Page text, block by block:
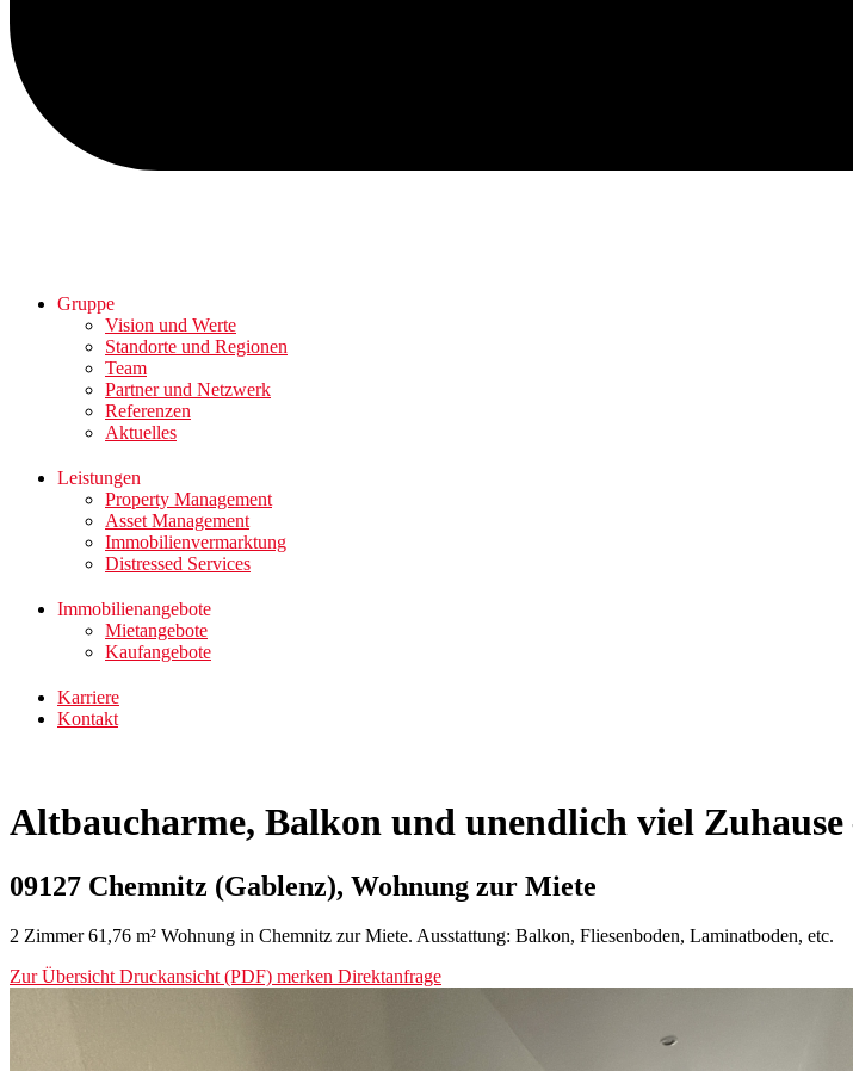
Gruppe
Vision und Werte
Standorte und Regionen
Team
Partner und Netzwerk
Referenzen
Aktuelles
Leistungen
Property Management
Asset Management
Immobilienvermarktung
Distressed Services
Immobilienangebote
Mietangebote
Kaufangebote
Karriere
Kontakt
Altbaucharme, Balkon und unendlich viel
09127 Chemnitz (Gablenz), Wohnung zur Miete
2 Zimmer 61,76 m² Wohnung in Chemnitz zur Miete. Ausstattung: Balkon, Fliesenboden, Laminatboden, etc.
Zur ÜbersichtDruckansicht (PDF) merken Direktanfrage